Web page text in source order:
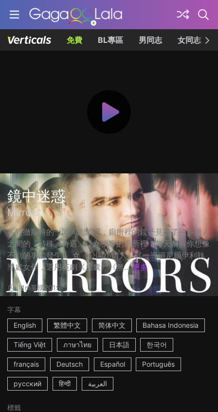
免費 BL專區 男同志 女同志
鏡中迷惑
Mirrors
在曼徹斯特的一間同志酒吧，廁所裡的鏡子見證了許多男人
之間的「特殊」奇遇…… ☆狹窄的廁所裡，每天都有你想像
不到的事情發生！ ☆《公園小情人》其一導演尼爾伊利執
導處女作，選用英劇《皮囊》《無... 更多
11m英國 2015
字幕
English
繁體中文 简体中文 Bahasa Indonesia
Tiếng Việt ภาษาไทย 日本語 한국어
français Deutsch Español Português
русский हिन्दी العربية
標籤